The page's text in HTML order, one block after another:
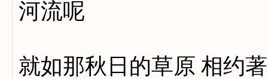
河流呢
就如那秋日的草原 相约著